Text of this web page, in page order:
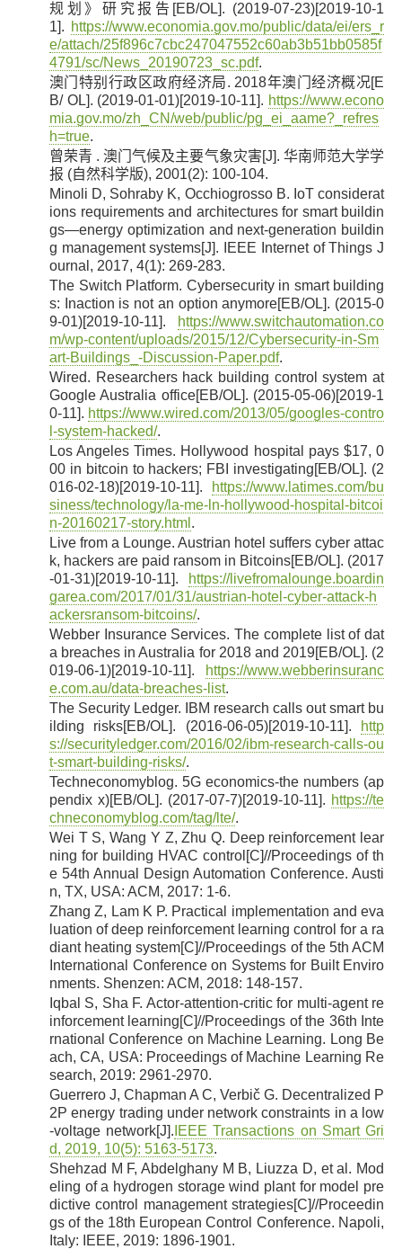
规划》研究报告[EB/OL]. (2019-07-23)[2019-10-1
1]. https://www.economia.gov.mo/public/data/ei/ers_r
e/attach/25f896c7cbc247047552c60ab3b51bb0585f
4791/sc/News_20190723_sc.pdf.
澳门特别行政区政府经济局. 2018年澳门经济概况[E
B/ OL]. (2019-01-01)[2019-10-11]. https://www.econo
mia.gov.mo/zh_CN/web/public/pg_ei_aame?_refres
h=true.
曾荣青 . 澳门气候及主要气象灾害[J]. 华南师范大学学
报 (自然科学版), 2001(2): 100-104.
Minoli D, Sohraby K, Occhiogrosso B. IoT considerat
ions requirements and architectures for smart buildin
gs—energy optimization and next-generation buildin
g management systems[J]. IEEE Internet of Things J
ournal, 2017, 4(1): 269-283.
The Switch Platform. Cybersecurity in smart building
s: Inaction is not an option anymore[EB/OL]. (2015-0
9-01)[2019-10-11].
https://www.switchautomation.co
m/wp-content/uploads/2015/12/Cybersecurity-in-Sm
art-Buildings_-Discussion-Paper.pdf.
Wired. Researchers hack building control system at
Google Australia office[EB/OL]. (2015-05-06)[2019-1
0-11]. https://www.wired.com/2013/05/googles-contro
l-system-hacked/.
Los Angeles Times. Hollywood hospital pays $17, 0
00 in bitcoin to hackers; FBI investigating[EB/OL]. (2
016-02-18)[2019-10-11].
https://www.latimes.com/bu
siness/technology/la-me-ln-hollywood-hospital-bitcoi
n-20160217-story.html .
Live from a Lounge. Austrian hotel suffers cyber attac
k, hackers are paid ransom in Bitcoins[EB/OL]. (2017
-01-31)[2019-10-11].
https://livefromalounge.boardin
garea.com/2017/01/31/austrian-hotel-cyber-attack-h
ackersransom-bitcoins/.
Webber Insurance Services. The complete list of dat
a breaches in Australia for 2018 and 2019[EB/OL]. (2
019-06-1)[2019-10-11].
https://www.webberinsuranc
e.com.au/data-breaches-list.
The Security Ledger. IBM research calls out smart bu
ilding risks[EB/OL]. (2016-06-05)[2019-10-11].
http
s://securityledger.com/2016/02/ibm-research-calls-ou
t-smart-building-risks/.
Techneconomyblog. 5G economics-the numbers (ap
pendix x)[EB/OL]. (2017-07-7)[2019-10-11]. https://te
chneconomyblog.com/tag/lte/.
Wei T S, Wang Y Z, Zhu Q. Deep reinforcement lear
ning for building HVAC control[C]//Proceedings of th
e 54th Annual Design Automation Conference. Austi
n, TX, USA: ACM, 2017: 1-6.
Zhang Z, Lam K P. Practical implementation and eva
luation of deep reinforcement learning control for a ra
diant heating system[C]//Proceedings of the 5th ACM
International Conference on Systems for Built Enviro
nments. Shenzen: ACM, 2018: 148-157.
Iqbal S, Sha F. Actor-attention-critic for multi-agent re
inforcement learning[C]//Proceedings of the 36th Inte
rnational Conference on Machine Learning. Long Be
ach, CA, USA: Proceedings of Machine Learning Re
search, 2019: 2961-2970.
Guerrero J, Chapman A C, Verbič G. Decentralized P
2P energy trading under network constraints in a low
-voltage network[J]. IEEE Transactions on Smart Gri
d, 2019, 10(5): 5163-5173.
Shehzad M F, Abdelghany M B, Liuzza D, et al. Mod
eling of a hydrogen storage wind plant for model pre
dictive control management strategies[C]//Proceedin
gs of the 18th European Control Conference. Napoli,
Italy: IEEE, 2019: 1896-1901.